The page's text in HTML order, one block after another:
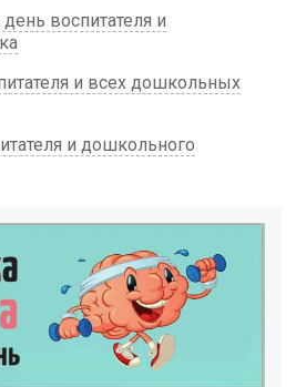
воспитателя и
и всех дошкольных
и дошкольного